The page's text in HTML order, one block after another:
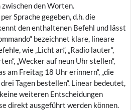
den Worten.
Sprache gegeben, d.h. die
den enthaltenen Befehl und lässt
bezeichnet klare, lineare
wie „Licht an“, „Radio lauter“,
„Wecker auf neun Uhr stellen“,
am Freitag 18 Uhr erinnern“, „die
Tagen bestellen“. Linear bedeutet,
weiteren Entscheidungen
direkt ausgeführt werden können.